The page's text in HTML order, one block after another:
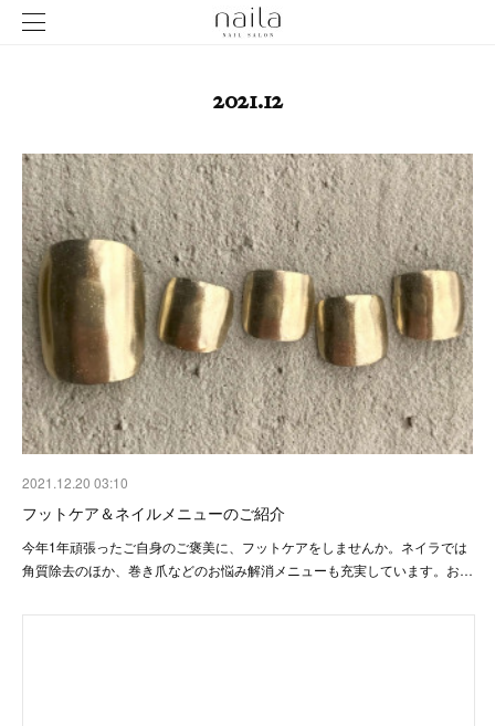
2021.12
2021.12.20 03:10
フットケア＆ネイルメニューのご紹介
今年1年頑張ったご自身のご褒美に、フットケアをしませんか。ネイラでは
角質除去のほか、巻き爪などのお悩み解消メニューも充実しています。お…